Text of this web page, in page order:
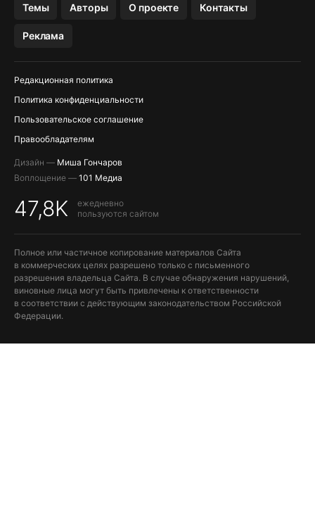
Темы Авторы О проекте Контакты
Реклама
Редакционная политика
Политика конфиденциальности
Пользовательское соглашение
Правообладателям
Дизайн — Миша Гончаров
Воплощение — 101 Медиа
47,8K
ежедневно
пользуются сайтом
Полное или частичное копирование материалов Сайта
в коммерческих целях разрешено только с письменного
разрешения владельца Сайта. В случае обнаружения нарушений,
виновные лица могут быть привлечены к ответственности
в соответствии с действующим законодательством Российской
Федерации.